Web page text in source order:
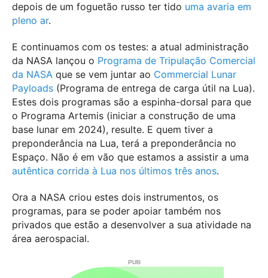
depois de um foguetão russo ter tido uma avaria em
pleno ar.
E continuamos com os testes: a atual administração
da NASA lançou o Programa de Tripulação Comercial
da NASA que se vem juntar ao Commercial Lunar
Payloads (Programa de entrega de carga útil na Lua).
Estes dois programas são a espinha-dorsal para que
o Programa Artemis (iniciar a construção de uma
base lunar em 2024), resulte. E quem tiver a
preponderância na Lua, terá a preponderância no
Espaço. Não é em vão que estamos a assistir a uma
autêntica corrida à Lua nos últimos três anos.
Ora a NASA criou estes dois instrumentos, os
programas, para se poder apoiar também nos
privados que estão a desenvolver a sua atividade na
área aerospacial.